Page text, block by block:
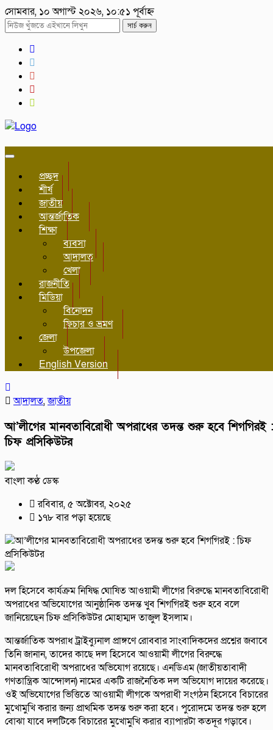
সোমবার, ১০ অগাস্ট ২০২৬, ১০:৫১ পূর্বাহ্ন
সার্চ করুন
Toggle
প্রচ্ছদ
শীর্ষ
জাতীয়
আন্তর্জাতিক
শিক্ষা
ব্যবসা
আদালত
খেলা
রাজনীতি
মিডিয়া
বিনোদন
ফিচার ও ভ্রমণ
জেলা
উপজেলা
English Version
আদালত,জাতীয়
আ’লীগের মানবতাবিরোধী অপরাধের তদন্ত শুরু হবে শিগগিরই :
চিফ প্রসিকিউটর
বাংলা কণ্ঠ ডেস্ক
রবিবার, ৫ অক্টোবর, ২০২৫
১৭৮ বার পড়া হয়েছে
দল হিসেবে কার্যক্রম নিষিদ্ধ ঘোষিত আওয়ামী লীগের বিরুদ্ধে মানবতাবিরোধী
অপরাধের অভিযোগের আনুষ্ঠানিক তদন্ত খুব শিগগিরই শুরু হবে বলে
জানিয়েছেন চিফ প্রসিকিউটর মোহাম্মদ তাজুল ইসলাম।
আন্তর্জাতিক অপরাধ ট্রাইব্যুনাল প্রাঙ্গণে রোববার সাংবাদিকদের প্রশ্নের জবাবে
তিনি জানান, তাদের কাছে দল হিসেবে আওয়ামী লীগের বিরুদ্ধে
মানবতাবিরোধী অপরাধের অভিযোগ রয়েছে। এনডিএম (জাতীয়তাবাদী
গণতান্ত্রিক আন্দোলন) নামের একটি রাজনৈতিক দল অভিযোগ দায়ের করেছে।
ওই অভিযোগের ভিত্তিতে আওয়ামী লীগকে অপরাধী সংগঠন হিসেবে বিচারের
মুখোমুখি করার জন্য প্রাথমিক তদন্ত শুরু করা হবে। পুরোদমে তদন্ত শুরু হলে
বোঝা যাবে দলটিকে বিচারের মুখোমুখি করার ব্যাপারটা কতদূর গড়াবে।